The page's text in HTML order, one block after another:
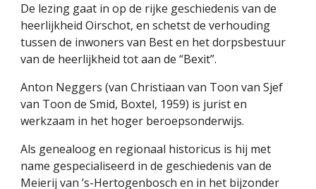
De lezing gaat in op de rijke geschiedenis van de
heerlijkheid Oirschot, en schetst de verhouding
tussen de inwoners van Best en het dorpsbestuur
van de heerlijkheid tot aan de “Bexit”.
Anton Neggers (van Christiaan van Toon van Sjef
van Toon de Smid, Boxtel, 1959) is jurist en
werkzaam in het hoger beroepsonderwijs.
Als genealoog en regionaal historicus is hij met
name gespecialiseerd in de geschiedenis van de
Meierij van ’s-Hertogenbosch en in het bijzonder